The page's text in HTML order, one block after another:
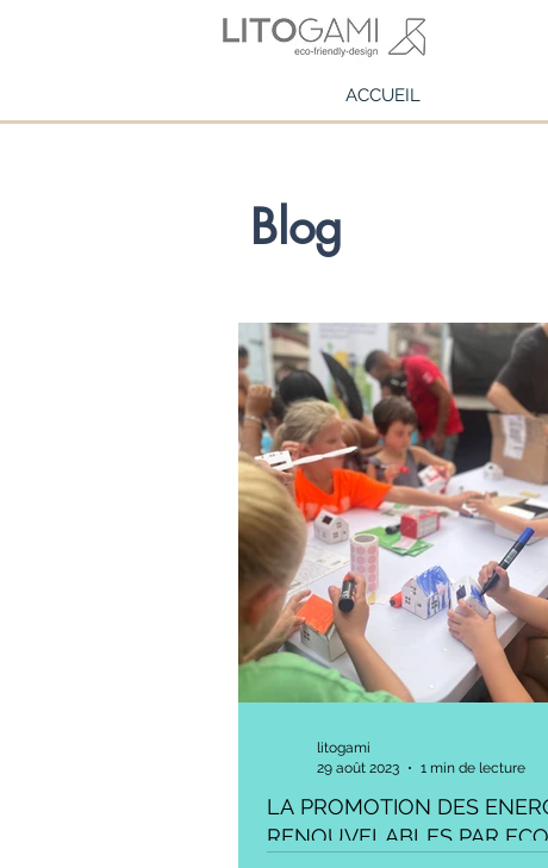
ACCUEIL
Blog
LA PROMOTION DES
RENOUVELABLES PAR
litogami
29 août 2023
1 min de lecture